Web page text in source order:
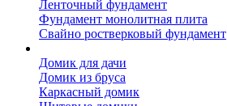
Ленточный фундамент
Фундамент монолитная плита
Свайно ростверковый фундамент
Домик для дачи
Домик из бруса
Каркасный домик